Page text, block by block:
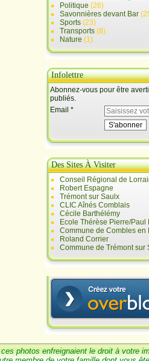
Politique (26)
Savonnières devant Bar
Sports (23)
Transports (8)
Nature (1)
Infolettre
Abonnez-vous pour être
publiés.
Email
Des Sites À Visiter
Conseil Régional de
Robert Espagne
Trémont sur Saulx
CLIC Aînés Comblais
Cécile Barthélémy
Ecole Thérèse Pierre/Paul
Commune de Combles en
Roland Corrier
Commune de Trémont sur
photos enfreignaient le droit à votre